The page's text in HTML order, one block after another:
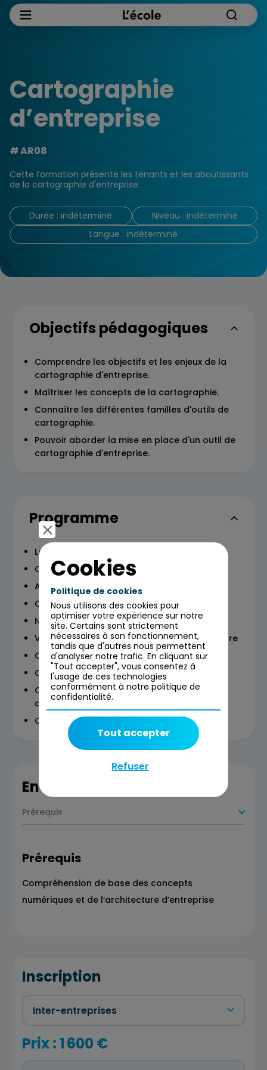
Cartographie
d’entreprise
AR08
Cette formation présente les tenants et les aboutissants
de la cartographie d'entreprise.
Durée : indéterminé
Niveau : indéterminé
Langue : indéterminé
Objectifs pédagogiques
Comprendre les objectifs et les enjeux de la
cartographie d'entreprise.
Maîtriser les concepts de la cartographie.
Connaître les différentes familles d'outils de
cartographie.
Pouvoir aborder la mise en place d'un outil de
cartographie d'entreprise.
Programme
Langage de la cartographie
Concept, modèle
Association, attribut et méta-modèle
Convention de modélisation
Notions d'urbanisation
Vision transverses : les couches d'architecture
Cartographie fonctionnelle et applicative
Choix d'un outil de cartographie
Convention de modélisation, méthode &
administration
Cadrage, spécification et paramétrages
En savoir plus
Prérequis
Prérequis
Compréhension de base des concepts
numériques et de l’architecture d’entreprise
Inscription
Prix : 1 600 €
Cookies
Politique de cookies
Nous utilisons des cookies pour
optimiser votre expérience sur notre
site. Certains sont strictement
nécessaires à son fonctionnement,
tandis que d'autres nous permettent
d'analyser notre trafic. En cliquant sur
"Tout accepter", vous consentez à
l'usage de ces technologies
conformément à notre politique de
confidentialité.
Refuser
Tout accepter